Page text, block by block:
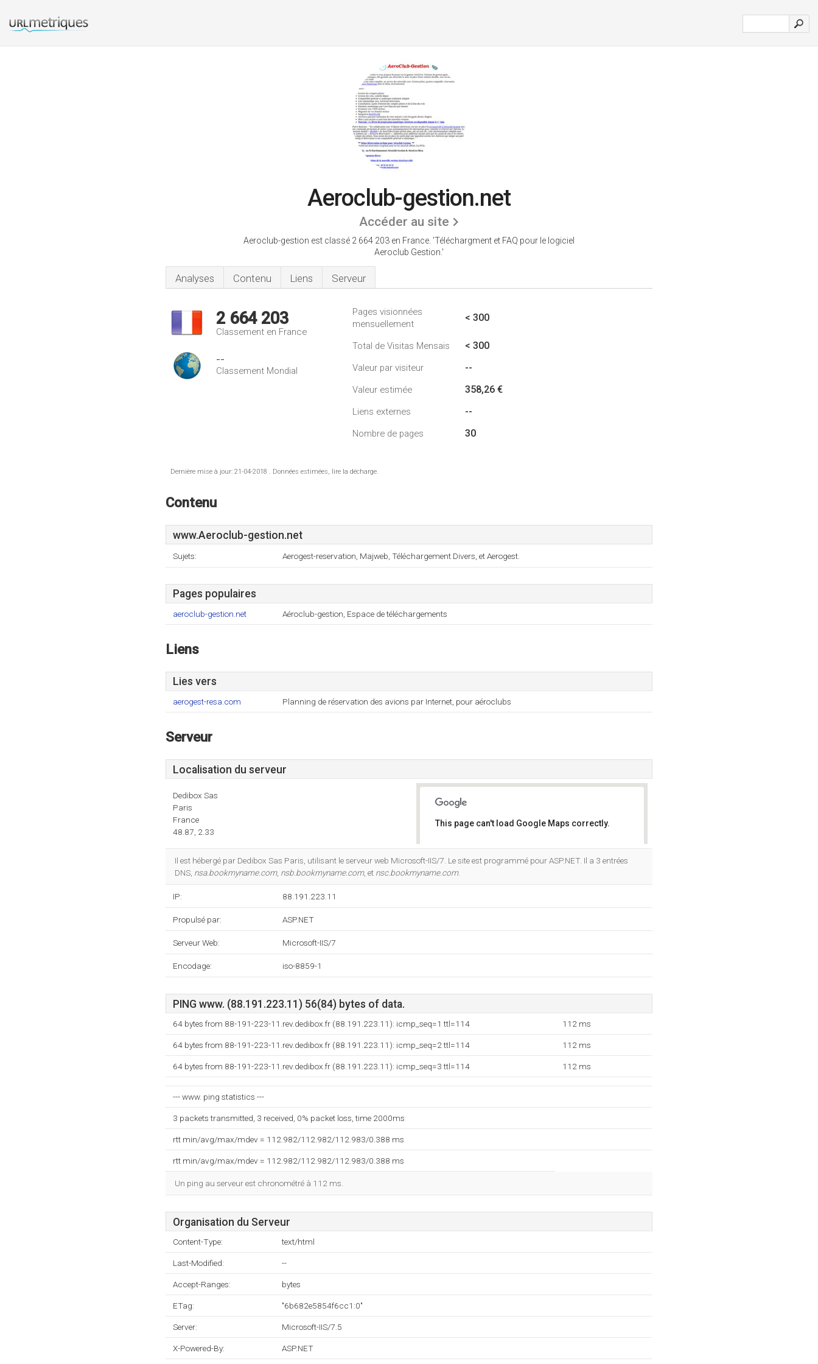
Aeroclub-gestion.net
Accéder au site
Aeroclub-gestion est classé 2 664 203 en France. 'Téléchargment et FAQ pour le logiciel
Aeroclub Gestion.'
Analyses Contenu Liens Serveur
2 664 203
Classement en France
--
Classement Mondial
Pages visionnées
mensuellement
< 300
Total de Visitas Mensais < 300
Valeur par visiteur --
Valeur estimée 358,26 €
Liens externes --
Nombre de pages 30
Dernière mise à jour: 21-04-2018 . Données estimées, lire la décharge.
Contenu
www.Aeroclub-gestion.net
Sujets: Aerogest-reservation, Majweb, Téléchargement Divers, et Aerogest.
Pages populaires
aeroclub-gestion.net Aéroclub-gestion, Espace de téléchargements
Liens
Lies vers
aerogest-resa.com Planning de réservation des avions par Internet, pour aéroclubs
Serveur
Localisation du serveur
Dedibox Sas
Paris
France
48.87, 2.33
This page can't load Google Maps correctly.
Il est hébergé par Dedibox Sas Paris, utilisant le serveur web Microsoft-IIS/7. Le site est programmé pour ASP.NET. Il a 3 entrées
DNS, nsa.bookmyname.com, nsb.bookmyname.com, et nsc.bookmyname.com.
IP: 88.191.223.11
Propulsé par: ASP.NET
Serveur Web: Microsoft-IIS/7
Encodage: iso-8859-1
PING www. (88.191.223.11) 56(84) bytes of data.
64 bytes from 88-191-223-11.rev.dedibox.fr (88.191.223.11): icmp_seq=1 ttl=114 112 ms
64 bytes from 88-191-223-11.rev.dedibox.fr (88.191.223.11): icmp_seq=2 ttl=114 112 ms
64 bytes from 88-191-223-11.rev.dedibox.fr (88.191.223.11): icmp_seq=3 ttl=114 112 ms
--- www. ping statistics ---
3 packets transmitted, 3 received, 0% packet loss, time 2000ms
rtt min/avg/max/mdev = 112.982/112.982/112.983/0.388 ms
rtt min/avg/max/mdev = 112.982/112.982/112.983/0.388 ms
Un ping au serveur est chronométré à 112 ms.
Organisation du Serveur
Content-Type: text/html
Last-Modified: --
Accept-Ranges: bytes
ETag: "6b682e5854f6cc1:0"
Server: Microsoft-IIS/7.5
X-Powered-By: ASP.NET